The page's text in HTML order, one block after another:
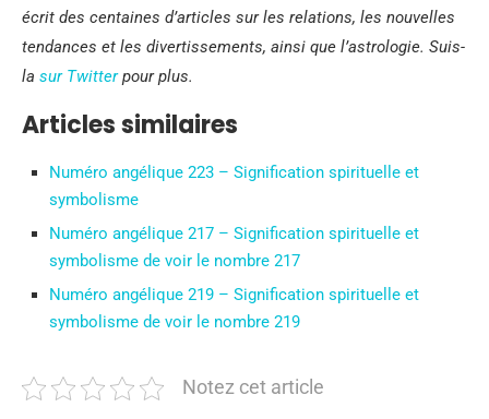
écrit des centaines d’articles sur les relations, les nouvelles
tendances et les divertissements, ainsi que l’astrologie. Suis-
la sur Twitterpour plus.
Articles similaires
Numéro angélique 223 – Signification spirituelle et
symbolisme
Numéro angélique 217 – Signification spirituelle et
symbolisme de voir le nombre 217
Numéro angélique 219 – Signification spirituelle et
symbolisme de voir le nombre 219
Notez cet article